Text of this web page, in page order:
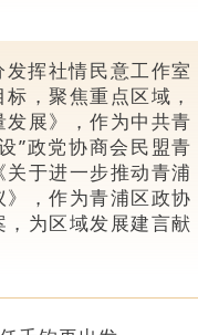
挥社情民意工作室
，聚焦重点区域，
展》，作为中共青
”政党协商会民盟青
于进一步推动青浦
，作为青浦区政协
为区域发展建言献